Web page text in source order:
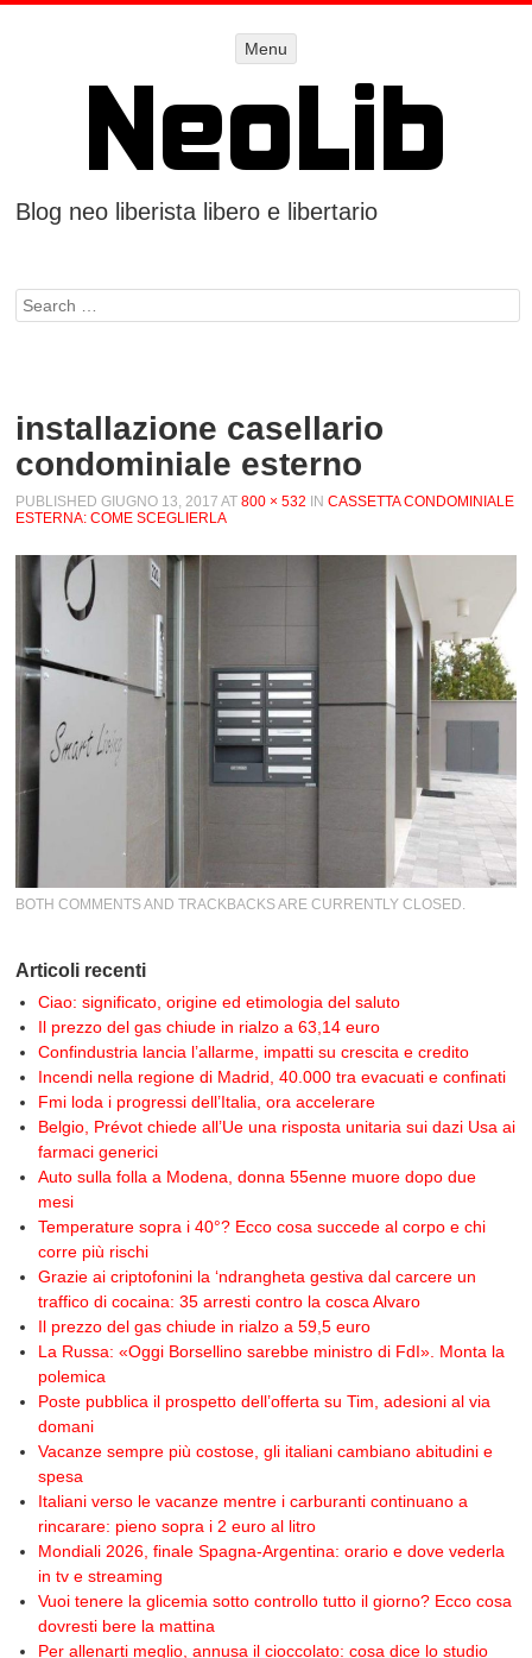
Menu
Blog neo liberista libero e libertario
Search
installazione casellario
condominiale esterno
PUBLISHEDGIUGNO 13, 2017 AT800 × 532 INCASSETTA CONDOMINIALE
ESTERNA: COME SCEGLIERLA
BOTH COMMENTS AND TRACKBACKS ARE CURRENTLY CLOSED.
Articoli recenti
Ciao: significato, origine ed etimologia del saluto
Il prezzo del gas chiude in rialzo a 63,14 euro
Confindustria lancia l’allarme, impatti su crescita e credito
Incendi nella regione di Madrid, 40.000 tra evacuati e confinati
Fmi loda i progressi dell’Italia, ora accelerare
Belgio, Prévot chiede all’Ue una risposta unitaria sui dazi Usa ai
farmaci generici
Auto sulla folla a Modena, donna 55enne muore dopo due
mesi
Temperature sopra i 40°? Ecco cosa succede al corpo e chi
corre più rischi
Grazie ai criptofonini la ‘ndrangheta gestiva dal carcere un
traffico di cocaina: 35 arresti contro la cosca Alvaro
Il prezzo del gas chiude in rialzo a 59,5 euro
La Russa: «Oggi Borsellino sarebbe ministro di FdI». Monta la
polemica
Poste pubblica il prospetto dell’offerta su Tim, adesioni al via
domani
Vacanze sempre più costose, gli italiani cambiano abitudini e
spesa
Italiani verso le vacanze mentre i carburanti continuano a
rincarare: pieno sopra i 2 euro al litro
Mondiali 2026, finale Spagna-Argentina: orario e dove vederla
in tv e streaming
Vuoi tenere la glicemia sotto controllo tutto il giorno? Ecco cosa
dovresti bere la mattina
Per allenarti meglio, annusa il cioccolato: cosa dice lo studio